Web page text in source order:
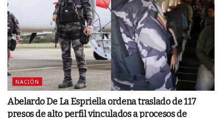
NACIÓN
Abelardo De La Espriella ordena traslado de 117
presos de alto perfil vinculados a procesos de